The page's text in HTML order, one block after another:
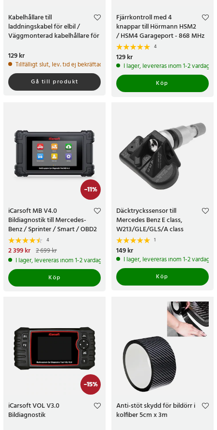
Kabelhållare till
laddningskabel för elbil /
Väggmonterad kabelhållare för
Pris:129 kr
129 kr
Tillfälligt slut, lev. tid ej bekräftad.
Gå till produkt
Fjärrkontroll med 4
knappar till Hörmann HSM2
/ HSM4 Garageport - 868 MHz
4
Pris:129 kr
129 kr
I lager, levereras inom 1-2 vardagar
Köp
-11%
iCarsoft MB V4.0
Bildiagnostik till Mercedes-
Benz / Sprinter / Smart / OBD2
diagnosverktyg / felkodsläsare
bil
4
Nuvarande pris:
2 399 krTidigare pris:2 699 kr
2 399 kr 2 699 kr
I lager, levereras inom 1-2 vardagar
Köp
Däcktryckssensor till
Mercedes Benz E class,
W213/GLE/GLS/A class
1
Pris:149 kr
149 kr
I lager, levereras inom 1-2 vardagar
Köp
-15%
iCarsoft VOL V3.0
Bildiagnostik
Anti-stöt skydd för bildörr i
kolfiber 5cm x 3m